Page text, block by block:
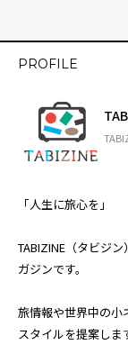
PROFILE
「人生に旅心を」
TABIZINE（タビジ
ガジンです。
旅情報や世界中の小
スタイルを提案しま